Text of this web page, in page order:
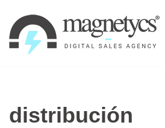
Ir
al
distribución